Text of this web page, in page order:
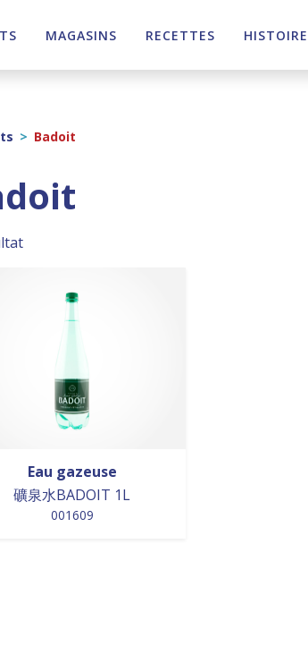
MAGASINS RECETTES HISTOIRE
> Badoit
Eau gazeuse
礦泉水BADOIT 1L
001609